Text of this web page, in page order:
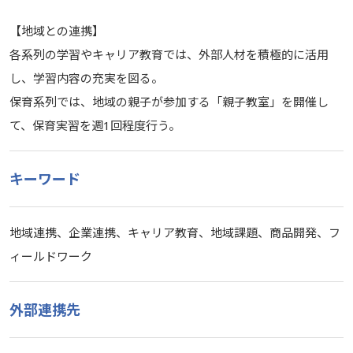
【地域との連携】
各系列の学習やキャリア教育では、外部人材を積極的に活用
し、学習内容の充実を図る。
保育系列では、地域の親子が参加する「親子教室」を開催し
て、保育実習を週1回程度行う。
キーワード
地域連携、企業連携、キャリア教育、地域課題、商品開発、フ
ィールドワーク
外部連携先